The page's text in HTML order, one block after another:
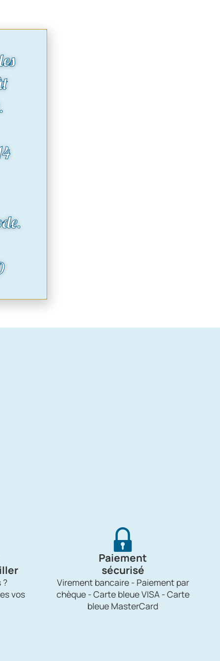
?
vos
Paiement
sécurisé
Virement bancaire - Paiement par
chèque - Carte bleue VISA - Carte
bleue MasterCard